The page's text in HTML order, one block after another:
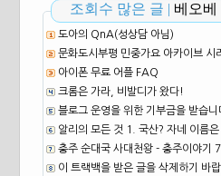
조회수 많은 글 | 베오베
도아의 QnA(성상담 아님)
문화도시부평 민중가요 아카이브 시
아이폰 무료 어플 FAQ
크롬은 가라, 비발디가 왔다!
블로그 운영을 위한 기부금을 받습니
알리의 모든 것 1. 국산? 자네 이름
충주 순대국 사대천왕 - 충주이야기
이 트랙백을 받은 글을 삭제하기 바랍